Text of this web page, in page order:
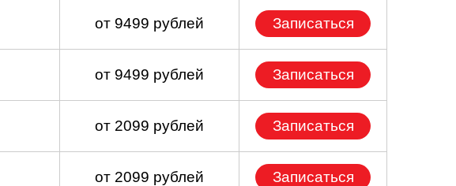
от 9499 рублей Записаться
от 9499 рублей Записаться
от 2099 рублей Записаться
от 2099 рублей Записаться